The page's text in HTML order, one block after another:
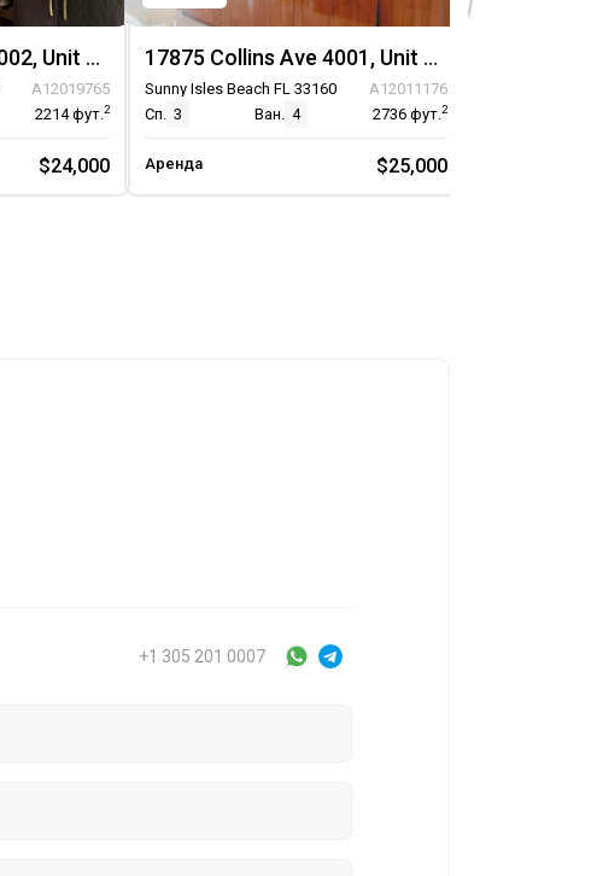
17875 Collins Ave 3002, Unit 3002
A12019765
2214фут.2
$24,000
17875 Collins Ave 4001, Unit 4001
Sunny Isles Beach FL 33160
A12011176
Сп. 3 Ван. 4 2736 фут.2
Аренда $25,000
+1 305 201 0007